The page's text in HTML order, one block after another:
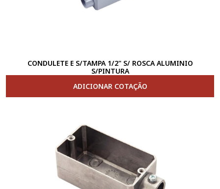
CONDULETE E S/TAMPA 1/2" S/ ROSCA ALUMINIO
S/PINTURA
ADICIONAR COTAÇÃO